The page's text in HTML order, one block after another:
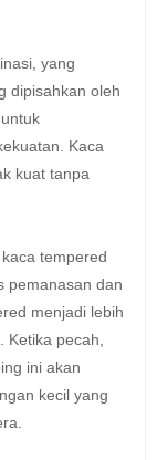
yang
dipisahkan oleh
Kaca
kuat tanpa
tempered
pemanasan dan
menjadi lebih
Ketika pecah,
ini akan
kecil yang